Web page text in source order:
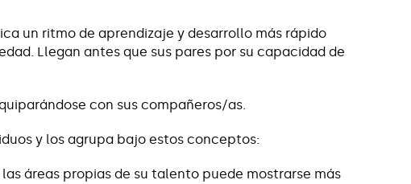
un ritmo de aprendizaje y desarrollo más rápido
Llegan antes que sus pares por su capacidad de
con sus compañeros/as.
y los agrupa bajo estos conceptos:
áreas propias de su talento puede mostrarse más